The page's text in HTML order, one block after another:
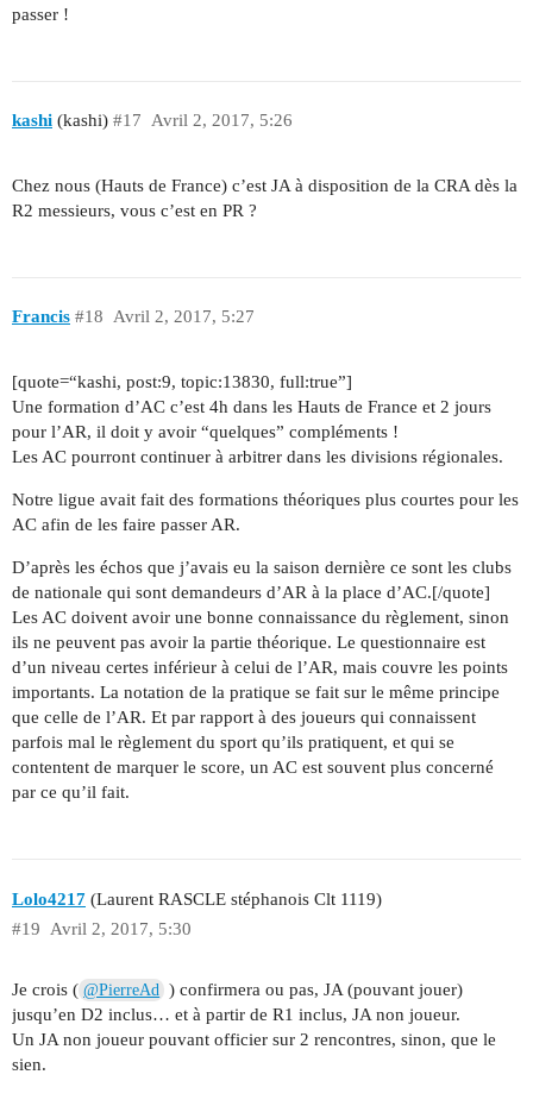
passer !
kashi (kashi) Avril 2, 2017, 5:26
#17
Chez nous (Hauts de France) c’est JA à disposition de la CRA dès la
R2 messieurs, vous c’est en PR ?
Francis Avril 2, 2017, 5:27
#18
[quote=“kashi, post:9, topic:13830, full:true”]
Une formation d’AC c’est 4h dans les Hauts de France et 2 jours
pour l’AR, il doit y avoir “quelques” compléments !
Les AC pourront continuer à arbitrer dans les divisions régionales.
Notre ligue avait fait des formations théoriques plus courtes pour les
AC afin de les faire passer AR.
D’après les échos que j’avais eu la saison dernière ce sont les clubs
de nationale qui sont demandeurs d’AR à la place d’AC.[/quote]
Les AC doivent avoir une bonne connaissance du règlement, sinon
ils ne peuvent pas avoir la partie théorique. Le questionnaire est
d’un niveau certes inférieur à celui de l’AR, mais couvre les points
importants. La notation de la pratique se fait sur le même principe
que celle de l’AR. Et par rapport à des joueurs qui connaissent
parfois mal le règlement du sport qu’ils pratiquent, et qui se
contentent de marquer le score, un AC est souvent plus concerné
par ce qu’il fait.
Lolo4217 (Laurent RASCLE stéphanois Clt 1119)
Avril 2, 2017, 5:30
#19
Je crois ( @PierreAd ) confirmera ou pas, JA (pouvant jouer)
jusqu’en D2 inclus… et à partir de R1 inclus, JA non joueur.
Un JA non joueur pouvant officier sur 2 rencontres, sinon, que le
sien.